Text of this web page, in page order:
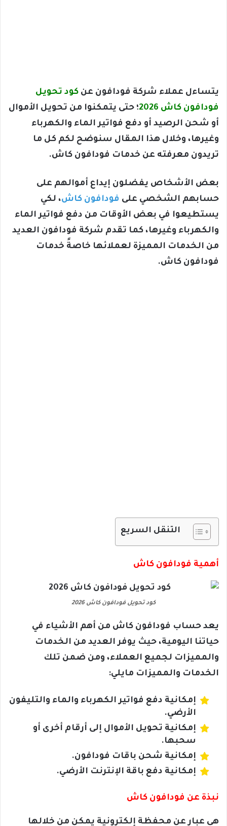
يتساءل عملاء شركة فودافون عن كود تحويل
فودافون كاش 2026
؛ حتى يتمكنوا من تحويل الأموال
أو شحن الرصيد أو دفع فواتير الماء والكهرباء
وغيرها، وخلال هذا المقال سنوضح لكم كل ما
تريدون معرفته عن خدمات فودافون كاش.
بعض الأشخاص يفضلون إيداع أموالهم على
حسابهم الشخصي على فودافون كاش، لكي
يستطيعوا في بعض الأوقات من دفع فواتير الماء
والكهرباء وغيرها، كما تقدم شركة فودافون العديد
من الخدمات المميزة لعملائها خاصةً خدمات
فودافون كاش.
التنقل السريع
أهمية فودافون كاش
كود تحويل فودافون كاش 2026
يعد حساب فودافون كاش من أهم الأشياء في
حياتنا اليومية، حيث يوفر العديد من الخدمات
والمميزات لجميع العملاء، ومن ضمن تلك
الخدمات والمميزات مايلي:
إمكانية دفع فواتير الكهرباء والماء والتليفون
الأرضي.
إمكانية تحويل الأموال إلى أرقام أخرى أو
سحبها.
إمكانية شحن باقات فودافون.
إمكانية دفع باقة الإنترنت الأرضي.
نبذة عن فودافون كاش
هى عبار عن محفظة إلكترونية يمكن من خلالها